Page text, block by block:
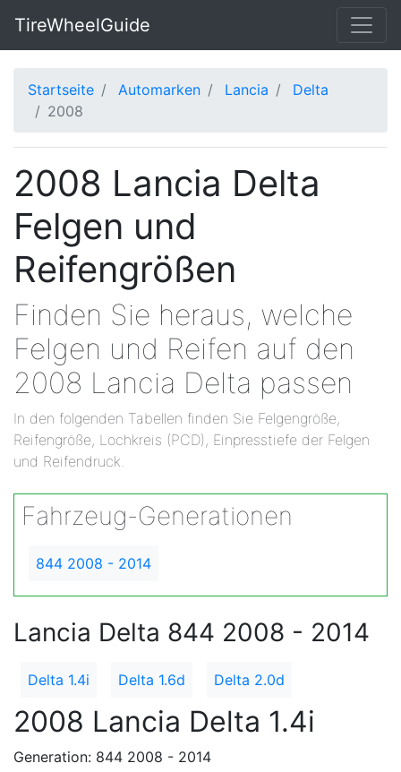
TireWheelGuide
Startseite Automarken Lancia
Delta
2008
2008 Lancia Delta
Felgen und
Reifengrößen
Finden Sie heraus, welche
Felgen und Reifen auf den
2008 Lancia Delta passen
In den folgenden Tabellen finden Sie Felgengröße,
Reifengröße, Lochkreis (PCD), Einpresstiefe der Felgen
und Reifendruck.
Fahrzeug-Generationen
844 2008 - 2014
Lancia Delta 844 2008 - 2014
Delta 1.4i Delta 1.6d Delta 2.0d
2008 Lancia Delta 1.4i
Generation: 844 2008 - 2014